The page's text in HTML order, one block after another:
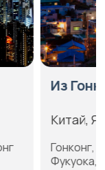
Из
Китай,
Гонконг,
Фукуока,